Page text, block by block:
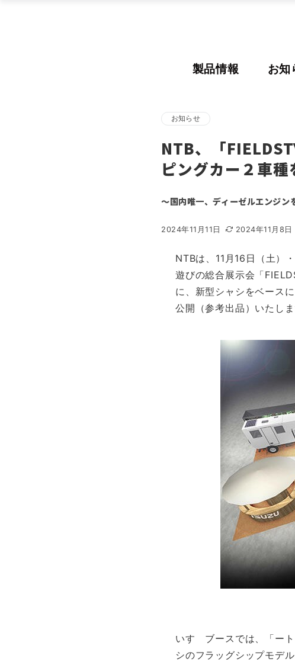
製品情報 お知
お知らせ
NTB、「
ピングカー２車種
～国内唯一、ディーゼルエンジ
2024年11月11日 2024年11月8日
NTBは、11月16日（土）
遊びの総合展示会「
に、新型シャシをベース
公開（参考出品）いたしま
いすゞブースでは、「ー
シのフラッグシップモデ